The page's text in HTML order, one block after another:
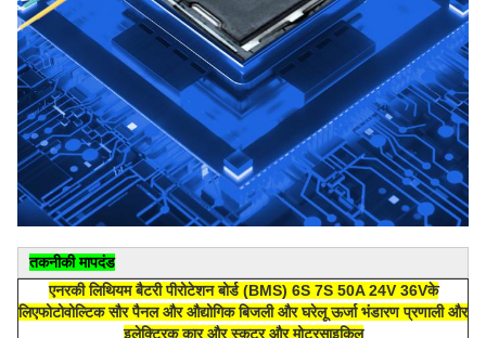
तकनीकी मापदंड
एनरकी लिथियम बैटरी पीरोटेशन बोर्ड (BMS) 6S 7S 50A 24V 36Vके
लिएफोटोवोल्टिक सौर पैनल और औद्योगिक बिजली और घरेलू ऊर्जा भंडारण प्रणाली और
इलेक्ट्रिक कार और स्कूटर और मोटरसाइकिल